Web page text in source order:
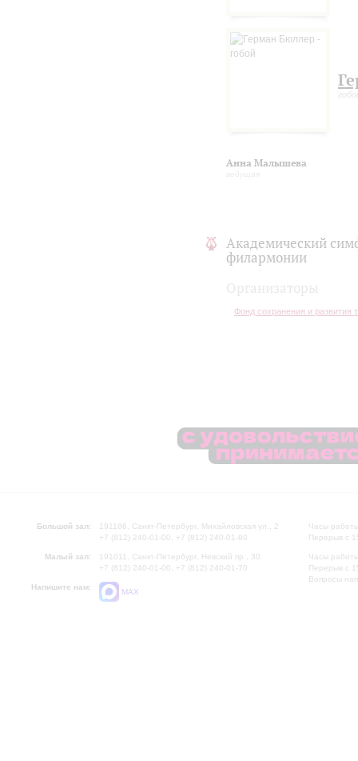
Анна Малышева
Академический
филармонии
Фонд сохранения и развития
Большой зал:
191186, Санкт-Петербург, Михайловская ул., 2
+7 (812) 240-01-00, +7 (812) 240-01-80
Малый зал:
191011, Санкт-Петербург, Невский пр., 30
+7 (812) 240-01-00, +7 (812) 240-01-70
Напишите нам:
MAX
Часы
Перерыв с
Часы
Перерыв с
Вопросы